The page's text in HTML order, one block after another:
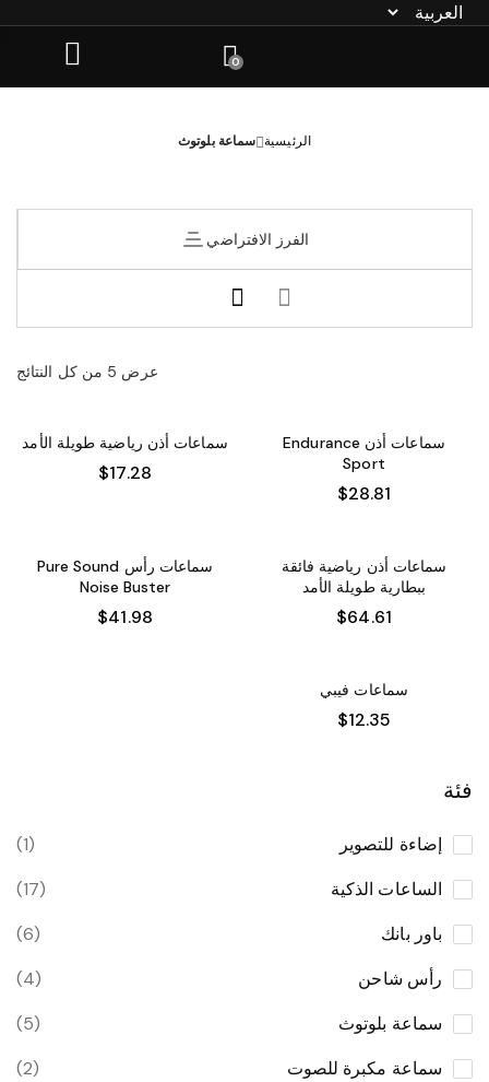
0
الرئيسية سماعة بلوتوث
الفرز الافتراضي
عرض ⁦5⁩ من كل النتائج
فئة
إضاءة للتصوير
(1)
الساعات الذكية
(17)
باور بانك
(6)
رأس شاحن
(4)
سماعة بلوتوث
(5)
سماعة مكبرة للصوت
(2)
سماعات أذن Endurance
Sport
$28.81
سماعات أذن رياضية طويلة الأمد
$17.28
سماعات أذن رياضية فائقة
ببطارية طويلة الأمد
$64.61
سماعات رأس Pure Sound
Noise Buster
$41.98
سماعات فيبي
$12.35